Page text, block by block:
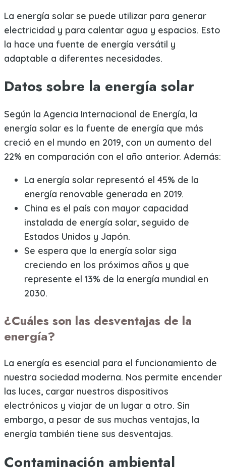
La energía solar se puede utilizar para generar
electricidad y para calentar agua y espacios. Esto
la hace una fuente de energía versátil y
adaptable a diferentes necesidades.
Datos sobre la energía solar
Según la Agencia Internacional de Energía, la
energía solar es la fuente de energía que más
creció en el mundo en 2019, con un aumento del
22% en comparación con el año anterior. Además:
La energía solar representó el 45% de la
energía renovable generada en 2019.
China es el país con mayor capacidad
instalada de energía solar, seguido de
Estados Unidos y Japón.
Se espera que la energía solar siga
creciendo en los próximos años y que
represente el 13% de la energía mundial en
2030.
¿Cuáles son las desventajas de la
energía?
La energía es esencial para el funcionamiento de
nuestra sociedad moderna. Nos permite encender
las luces, cargar nuestros dispositivos
electrónicos y viajar de un lugar a otro. Sin
embargo, a pesar de sus muchas ventajas, la
energía también tiene sus desventajas.
Contaminación ambiental